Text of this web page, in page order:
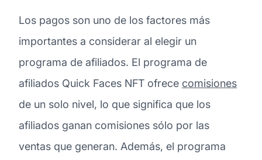
Los pagos son uno de los factores más
importantes a considerar al elegir un
programa de afiliados. El programa de
afiliados Quick Faces NFT ofrece comisiones
de un solo nivel, lo que significa que los
afiliados ganan comisiones sólo por las
ventas que generan. Además, el programa